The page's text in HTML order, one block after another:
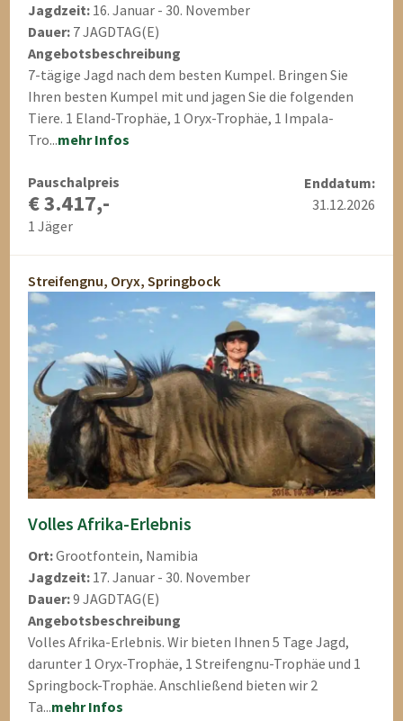
Jagdzeit: 16. Januar - 30. November
Dauer: 7 JAGDTAG(E)
Angebotsbeschreibung
7-tägige Jagd nach dem besten Kumpel. Bringen Sie
Ihren besten Kumpel mit und jagen Sie die folgenden
Tiere. 1 Eland-Trophäe, 1 Oryx-Trophäe, 1 Impala-
Tro...mehr Infos
Pauschalpreis
€ 3.417,-
1 Jäger
Enddatum:
31.12.2026
Streifengnu, Oryx, Springbock
Volles Afrika-Erlebnis
Ort:Grootfontein, Namibia
Jagdzeit: 17. Januar - 30. November
Dauer:9 JAGDTAG(E)
Angebotsbeschreibung
Volles Afrika-Erlebnis. Wir bieten Ihnen 5 Tage Jagd,
darunter 1 Oryx-Trophäe, 1 Streifengnu-Trophäe und 1
Springbock-Trophäe. Anschließend bieten wir 2
Ta...mehr Infos